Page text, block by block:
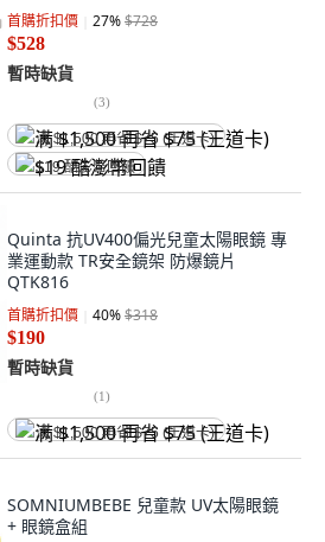
首購折扣價 27%$728
$528
暫時缺貨
(3)
满 $1,500 再省 $75 (王道卡)
$19 酷澎幣回饋
Quinta 抗UV400偏光兒童太陽眼鏡 專
業運動款 TR安全鏡架 防爆鏡片
QTK816
首購折扣價 40%$318
$190
暫時缺貨
(1)
满 $1,500 再省 $75 (王道卡)
SOMNIUMBEBE 兒童款 UV太陽眼鏡
+ 眼鏡盒組